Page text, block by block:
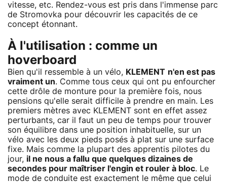
vitesse, etc. Rendez-vous est pris dans l'immense parc
de Stromovka pour découvrir les capacités de ce
concept étonnant.
À l'utilisation : comme un
hoverboard
Bien qu'il ressemble à un vélo, KLEMENT n'en est pas
vraiment un. Comme tous ceux qui ont pu enfourcher
cette drôle de monture pour la première fois, nous
pensions qu'elle serait difficile à prendre en main. Les
premiers mètres avec KLEMENT sont en effet assez
perturbants, car il faut un peu de temps pour trouver
son équilibre dans une position inhabituelle, sur un
vélo avec les deux pieds posés à plat sur une surface
fixe. Mais comme la plupart des apprentis pilotes du
jour, il ne nous a fallu que quelques dizaines de
secondes pour maîtriser l'engin et rouler à bloc. Le
mode de conduite est exactement le même que celui